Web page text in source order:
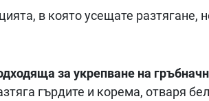
в която усещате разтягане,
за укрепване на
гърдите и корема, отваря